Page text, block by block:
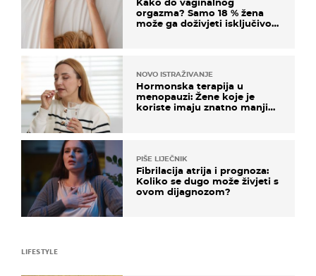
orgazma? Samo 18 % žena
može ga doživjeti isključivo
NOVO ISTRAŽIVANJE
Hormonska terapija u
menopauzi: Žene koje je
koriste imaju znatno manji
PIŠE LIJEČNIK
Fibrilacija atrija i prognoza:
Koliko se dugo može živjeti s
ovom dijagnozom?
LIFESTYLE